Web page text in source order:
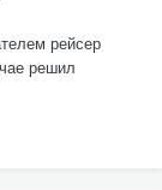
рейсер
решил
Работая